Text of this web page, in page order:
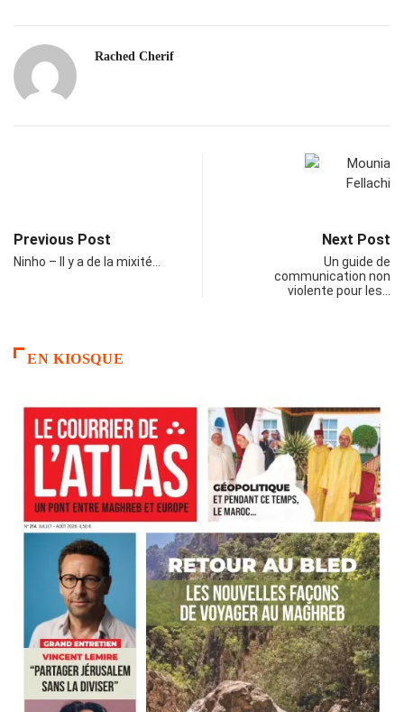
Rached Cherif
Previous Post
Ninho – Il y a de la mixité…
Next Post
Un guide de
communication non
violente pour les…
EN KIOSQUE